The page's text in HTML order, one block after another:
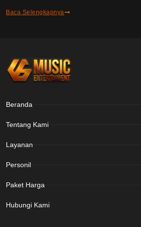
Baca Selengkapnya
Beranda
Tentang Kami
Layanan
Personil
Paket Harga
Hubungi Kami